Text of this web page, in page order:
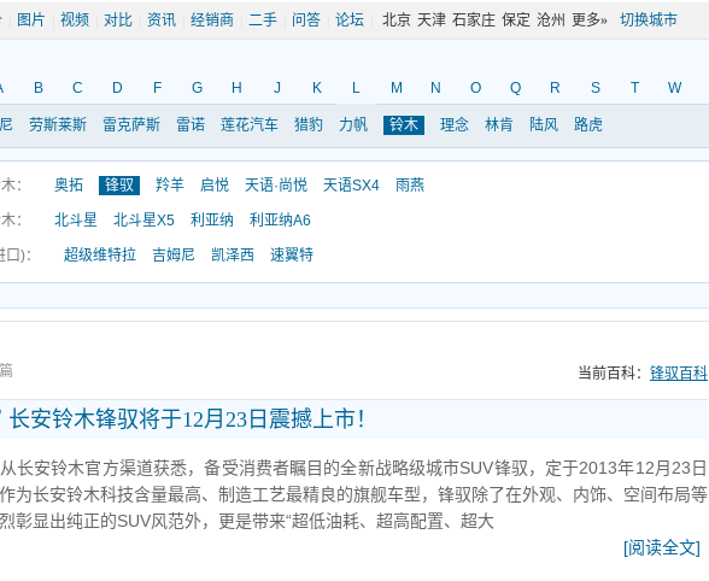
图片 视频 对比 资讯 经销商 二手 问答 论坛 北京 天津 石家庄 保定 沧州 更多» 切换城市
B C D F G H J K L M N O Q R S T W
劳斯莱斯 雷克萨斯 雷诺 莲花汽车 猎豹 力帆 铃木 理念 林肯 陆风 路虎
： 奥拓 锋驭 羚羊 启悦 天语·尚悦 天语SX4 雨燕
： 北斗星 北斗星X5 利亚纳 利亚纳A6
)： 超级维特拉 吉姆尼 凯泽西 速翼特
当前百科： 锋驭百科
长安铃木锋驭将于12月23日震撼上市！
长安铃木官方渠道获悉，备受消费者瞩目的全新战略级城市SUV锋驭，定于2013年12月23日
为长安铃木科技含量最高、制造工艺最精良的旗舰车型，锋驭除了在外观、内饰、空间布局等
彰显出纯正的SUV风范外，更是带来“超低油耗、超高配置、超大
[阅读全文]